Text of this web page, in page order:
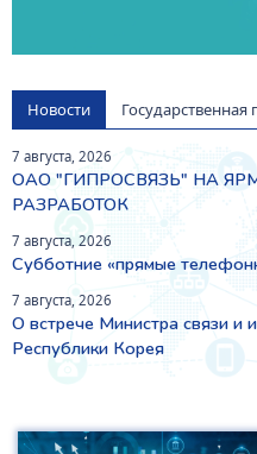
Новости Государственная
7 августа, 2026
ОАО "ГИПРОСВЯЗЬ" НА
РАЗРАБОТОК
7 августа, 2026
Субботние «прямые
7 августа, 2026
О встрече Министра связи и
Республики Корея